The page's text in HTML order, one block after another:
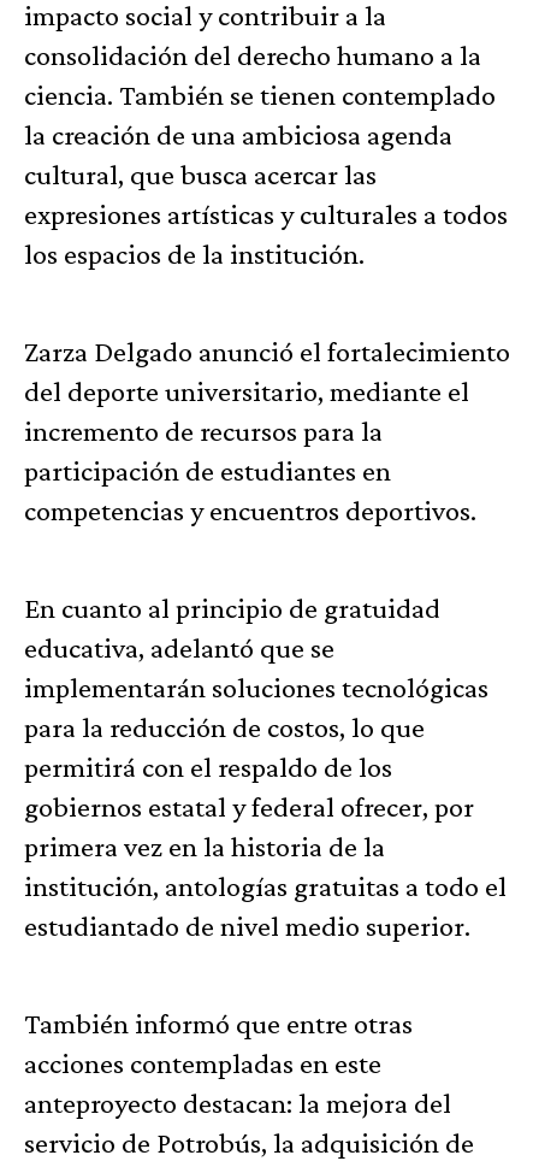
impacto social y contribuir a la
consolidación del derecho humano a la
ciencia. También se tienen contemplado
la creación de una ambiciosa agenda
cultural, que busca acercar las
expresiones artísticas y culturales a todos
los espacios de la institución.
Zarza Delgado anunció el fortalecimiento
del deporte universitario, mediante el
incremento de recursos para la
participación de estudiantes en
competencias y encuentros deportivos.
En cuanto al principio de gratuidad
educativa, adelantó que se
implementarán soluciones tecnológicas
para la reducción de costos, lo que
permitirá con el respaldo de los
gobiernos estatal y federal ofrecer, por
primera vez en la historia de la
institución, antologías gratuitas a todo el
estudiantado de nivel medio superior.
También informó que entre otras
acciones contempladas en este
anteproyecto destacan: la mejora del
servicio de Potrobús, la adquisición de